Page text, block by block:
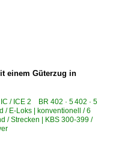
einem Güterzug in
/ ICE 2 BR 402 · 5 402 · 5
/ E-Loks | konventionell / 6
/ Strecken | KBS 300-399 /